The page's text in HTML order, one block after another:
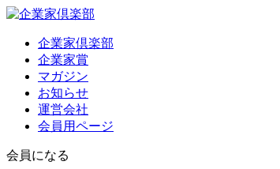
企業家倶楽部
企業家賞
マガジン
お知らせ
運営会社
会員用ページ
会員になる